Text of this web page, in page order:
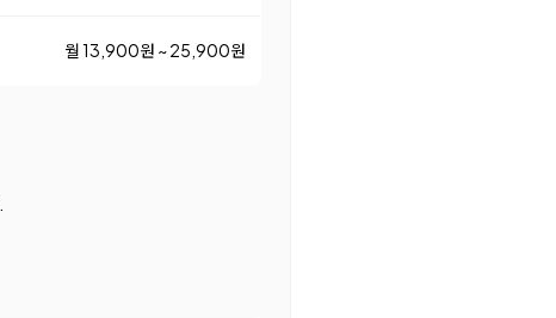
월 13,900원 ~ 25,900원